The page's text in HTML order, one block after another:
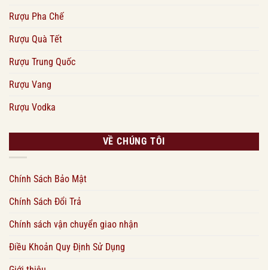
Rượu Pha Chế
Rượu Quà Tết
Rượu Trung Quốc
Rượu Vang
Rượu Vodka
VỀ CHÚNG TÔI
Chính Sách Bảo Mật
Chính Sách Đổi Trả
Chính sách vận chuyển giao nhận
Điều Khoản Quy Định Sử Dụng